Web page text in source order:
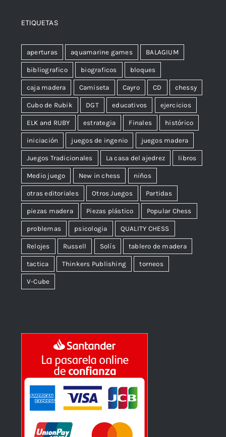
ETIQUETAS
aperturas aquamarine games BALAGIUM
bibliografico biograficos bloques
caja madera Camiseta Cayro CD chessy
Cubo de Rubik DGT educativos ejercicios
ELK and RUBY estrategia Finales histórico
iniciación juegos de ingenio juegos madera
Juegos Tradicionales La casa del ajedrez libros
Medio juego New in chess niños
otras editoriales Otros Juegos Partidas
piezas madera Piezas plástico Popular Chess
problemas psicologia QUALITY CHESS
Relojes Russell Solís tablero de madera
tactica Thinkers Publishing torneos
V-Cube